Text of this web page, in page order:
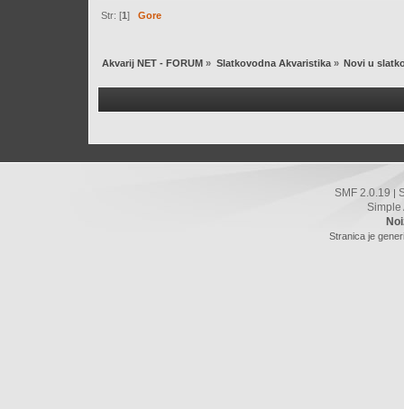
Str: [1]Gore
Akvarij NET - FORUM » Slatkovodna Akvaristika» Novi u
SMF 2.0.19
Simple
Stranica je